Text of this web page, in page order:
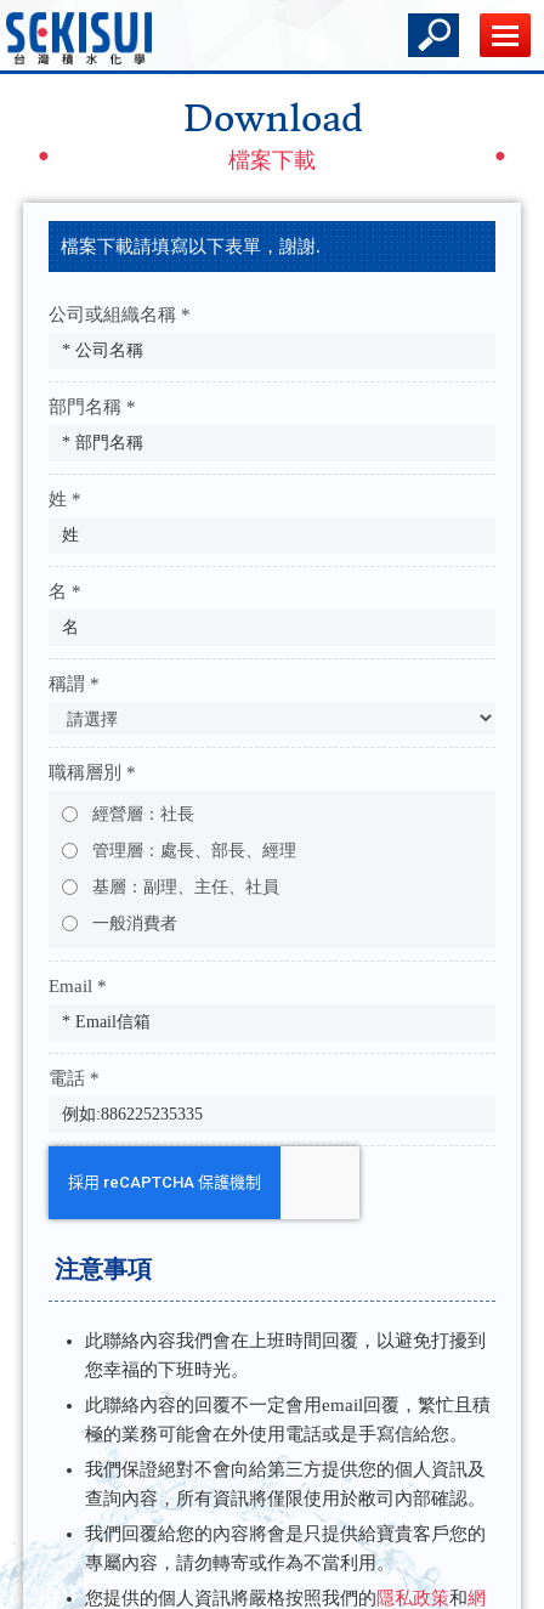
Download
檔案下載
檔案下載請填寫以下表單，謝謝.
公司或組織名稱 *
部門名稱 *
姓 *
名 *
稱謂 *
職稱層別 *
經營層：社長
管理層：處長、部長、經理
基層：副理、主任、社員
一般消費者
Email *
電話 *
注意事項
此聯絡內容我們會在上班時間回覆，以避免打擾到
您幸福的下班時光。
此聯絡內容的回覆不一定會用email回覆，繁忙且積
極的業務可能會在外使用電話或是手寫信給您。
我們保證絕對不會向給第三方提供您的個人資訊及
查詢內容，所有資訊將僅限使用於敝司內部確認。
我們回覆給您的內容將會是只提供給寶貴客戶您的
專屬內容，請勿轉寄或作為不當利用。
您提供的個人資訊將嚴格按照我們的隱私政策和網